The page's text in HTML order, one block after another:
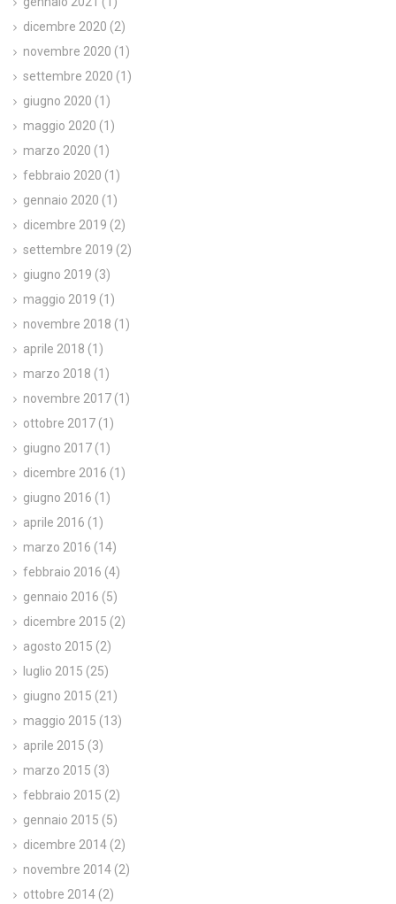
dicembre 2020 (2)
novembre 2020 (1)
settembre 2020 (1)
giugno 2020 (1)
maggio 2020 (1)
marzo 2020 (1)
febbraio 2020 (1)
gennaio 2020 (1)
dicembre 2019 (2)
settembre 2019 (2)
giugno 2019 (3)
maggio 2019 (1)
novembre 2018 (1)
aprile 2018 (1)
marzo 2018 (1)
novembre 2017 (1)
ottobre 2017 (1)
giugno 2017 (1)
dicembre 2016 (1)
giugno 2016 (1)
aprile 2016 (1)
marzo 2016 (14)
febbraio 2016 (4)
gennaio 2016 (5)
dicembre 2015 (2)
agosto 2015 (2)
luglio 2015 (25)
giugno 2015 (21)
maggio 2015 (13)
aprile 2015 (3)
marzo 2015 (3)
febbraio 2015 (2)
gennaio 2015 (5)
dicembre 2014 (2)
novembre 2014 (2)
ottobre 2014 (2)